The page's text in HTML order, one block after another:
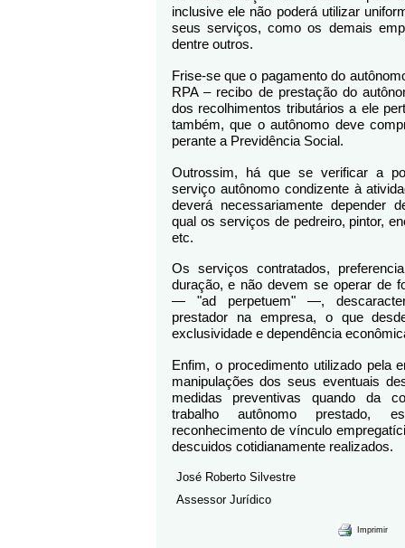
inclusive ele não poderá utilizar
seus serviços, como os demais
dentre outros.
Frise-se que o pagamento do
RPA – recibo de prestação do
dos recolhimentos tributários a ele
também, que o autônomo deve
perante a Previdência Social.
Outrossim, há que se verificar a
serviço autônomo condizente à
deverá necessariamente depender
qual os serviços de pedreiro, pintor,
etc.
Os serviços contratados,
duração, e não devem se operar de
— "ad perpetuem" —,
prestador na empresa, o que
exclusividade e dependência
Enfim, o procedimento utilizado pela
manipulações dos seus eventuais
medidas preventivas quando da
trabalho autônomo prestado,
reconhecimento de vínculo
descuidos cotidianamente realizados.
José Roberto Silvestre
Assessor Jurídico
Imprimir